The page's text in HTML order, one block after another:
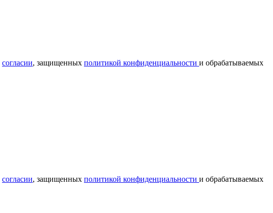
согласии, защищенных политикой конфиденциальности и обрабатываемых
согласии, защищенных политикой конфиденциальности и обрабатываемых